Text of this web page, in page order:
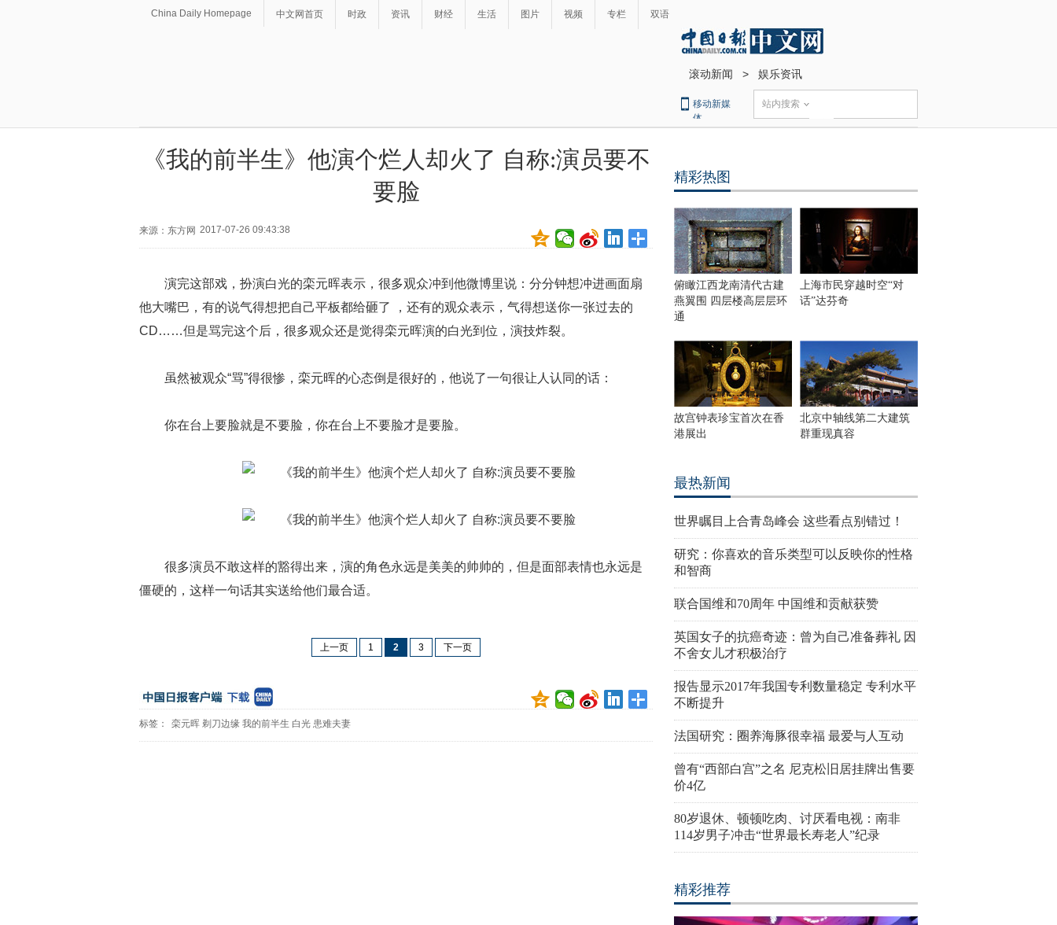
China Daily Homepage 中文网首页 时政 资讯 财经 生活 图片 视频 专栏 双语
滚动新闻 > 娱乐资讯
移动新媒
体
站内搜索
《我的前半生》他演个烂人却火了 自称:演员要不
要脸
来源：东方网 2017-07-26 09:43:38
演完这部戏，扮演白光的栾元晖表示，很多观众冲到他微博里说：分分钟想冲进画面扇
他大嘴巴，有的说气得想把自己平板都给砸了 ，还有的观众表示，气得想送你一张过去的
CD……但是骂完这个后，很多观众还是觉得栾元晖演的白光到位，演技炸裂。
虽然被观众“骂”得很惨，栾元晖的心态倒是很好的，他说了一句很让人认同的话：
你在台上要脸就是不要脸，你在台上不要脸才是要脸。
很多演员不敢这样的豁得出来，演的角色永远是美美的帅帅的，但是面部表情也永远是
僵硬的，这样一句话其实送给他们最合适。
上一页 1 2 3 下一页
标签： 栾元晖 剃刀边缘 我的前半生 白光 患难夫妻
精彩热图
俯瞰江西龙南清代古建
燕翼围 四层楼高层层环
通
上海市民穿越时空“对
话”达芬奇
故宫钟表珍宝首次在香
港展出
北京中轴线第二大建筑
群重现真容
最热新闻
世界瞩目上合青岛峰会 这些看点别错过！
研究：你喜欢的音乐类型可以反映你的性格
和智商
联合国维和70周年 中国维和贡献获赞
英国女子的抗癌奇迹：曾为自己准备葬礼 因
不舍女儿才积极治疗
报告显示2017年我国专利数量稳定 专利水平
不断提升
法国研究：圈养海豚很幸福 最爱与人互动
曾有“西部白宫”之名 尼克松旧居挂牌出售要
价4亿
80岁退休、顿顿吃肉、讨厌看电视：南非
114岁男子冲击“世界最长寿老人”纪录
精彩推荐